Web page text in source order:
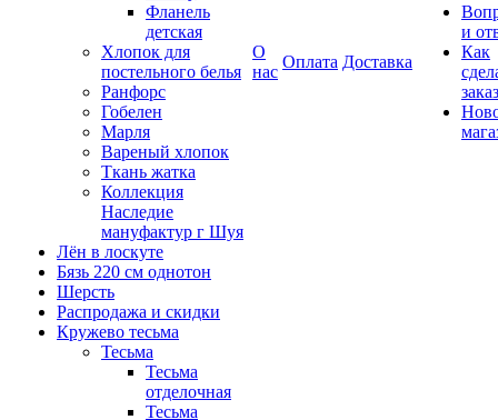
Фланель
детская
Хлопок для
постельного белья
Ранфорс
Гобелен
Марля
Вареный хлопок
Ткань жатка
Коллекция
Наследие
мануфактур г Шуя
Лён в лоскуте
Бязь 220 см однотон
Шерсть
Распродажа и скидки
Кружево тесьма
Тесьма
Тесьма
отделочная
Тесьма
О
нас
Оплата Доставка
и
Как
заказ